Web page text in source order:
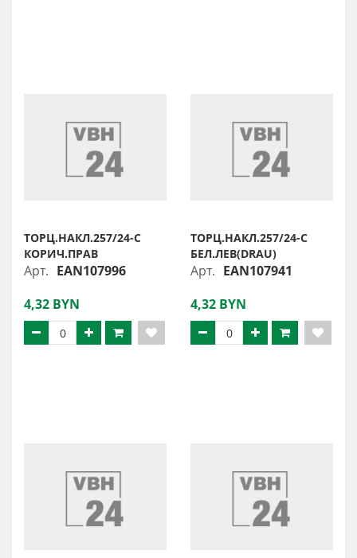
ТОРЦ.НАКЛ.257/24-С
КОРИЧ.ПРАВ
Арт. EAN107996
4,32 BYN
ТОРЦ.НАКЛ.257/24-С
БЕЛ.ЛЕВ(DRAU)
Арт. EAN107941
4,32 BYN